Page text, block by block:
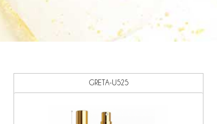
GRETA-U525